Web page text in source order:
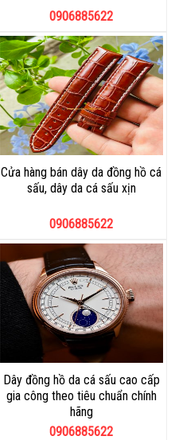
0906885622
Cửa hàng bán dây da đồng hồ cá
sấu, dây da cá sấu xịn
0906885622
Dây đồng hồ da cá sấu cao cấp
gia công theo tiêu chuẩn chính
hãng
0906885622